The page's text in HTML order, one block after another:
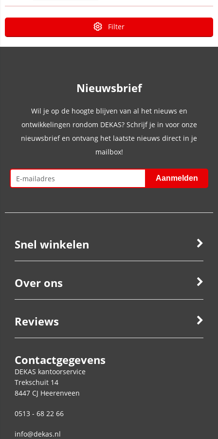
Filter
Nieuwsbrief
Wil je op de hoogte blijven van al het nieuws en
ontwikkelingen rondom DEKAS? Schrijf je in voor onze
nieuwsbrief en ontvang het laatste nieuws direct in je
mailbox!
Snel winkelen
Over ons
Reviews
Contactgegevens
DEKAS kantoorservice
Trekschuit 14
8447 CJ Heerenveen
0513 - 68 22 66
info@dekas.nl